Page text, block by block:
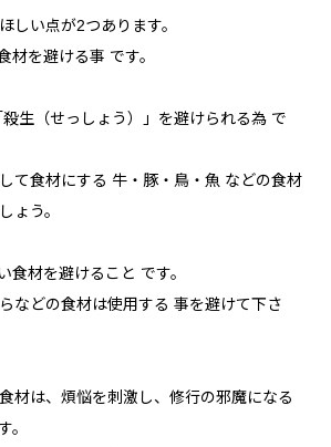
しい点が2つあります。
材を避ける事 です。
生（せっしょう）」を避けられる為 で
て食材にする 牛・豚・鳥・魚 などの食材
ょう。
食材を避けること です。
などの食材は使用する 事を避けて下さ
材は、煩悩を刺激し、修行の邪魔になる
。